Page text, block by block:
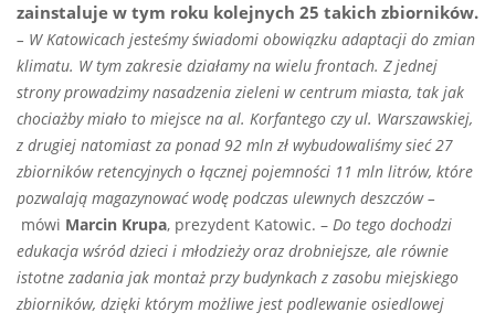
zainstaluje w tym roku kolejnych 25 takich zbiorników.
– W Katowicach jesteśmy świadomi obowiązku adaptacji do zmian
klimatu. W tym zakresie działamy na wielu frontach. Z jednej
strony prowadzimy nasadzenia zieleni w centrum miasta, tak jak
chociażby miało to miejsce na al. Korfantego czy ul. Warszawskiej,
z drugiej natomiast za ponad 92 mln zł wybudowaliśmy sieć 27
zbiorników retencyjnych o łącznej pojemności 11 mln litrów, które
pozwalają magazynować wodę podczas ulewnych deszczów–
mówi Marcin Krupa, prezydent Katowic. – Do tego dochodzi
edukacja wśród dzieci i młodzieży oraz drobniejsze, ale równie
istotne zadania jak montaż przy budynkach z zasobu miejskiego
zbiorników, dzięki którym możliwe jest podlewanie osiedlowej